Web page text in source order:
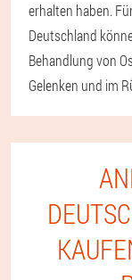
erhalten haben.
Deutschland
Behandlung von
Gelenken und im